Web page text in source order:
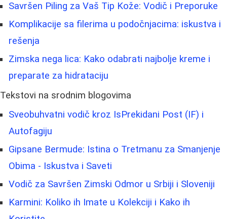
Savršen Piling za Vaš Tip Kože: Vodič i Preporuke
Komplikacije sa filerima u podočnjacima: iskustva i
rešenja
Zimska nega lica: Kako odabrati najbolje kreme i
preparate za hidrataciju
Tekstovi na srodnim blogovima
Sveobuhvatni vodič kroz IsPrekidani Post (IF) i
Autofagiju
Gipsane Bermude: Istina o Tretmanu za Smanjenje
Obima - Iskustva i Saveti
Vodič za Savršen Zimski Odmor u Srbiji i Sloveniji
Karmini: Koliko ih Imate u Kolekciji i Kako ih